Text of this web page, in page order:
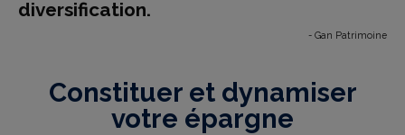
diversification.
- Gan Patrimoine
Constituer et dynamiser
votre épargne